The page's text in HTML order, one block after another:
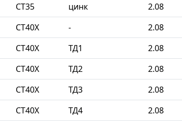
СТ35 цинк 2.08
СТ40Х - 2.08
СТ40Х ТД1 2.08
СТ40Х ТД2 2.08
СТ40Х ТД3 2.08
СТ40Х ТД4 2.08